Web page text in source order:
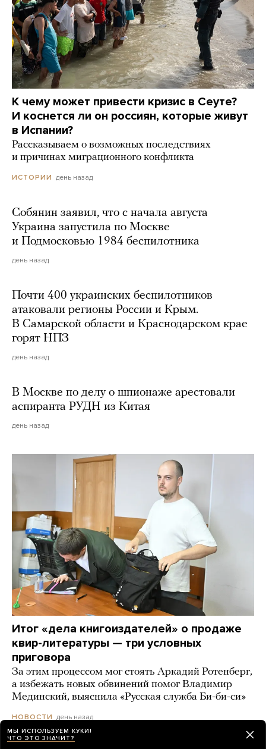
К чему может привести кризис в Сеуте?
И коснется ли он россиян, которые живут
в Испании?
Рассказываем о возможных последствиях
и причинах миграционного конфликта
ИСТОРИИ день назад
Собянин заявил, что с начала августа
Украина запустила по Москве
и Подмосковью 1984 беспилотника
день назад
Почти 400 украинских беспилотников
атаковали регионы России и Крым.
В Самарской области и Краснодарском крае
горят НПЗ
день назад
В Москве по делу о шпионаже арестовали
аспиранта РУДН из Китая
день назад
Итог «дела книгоиздателей» о продаже
квир-литературы — три условных
приговора
За этим процессом мог стоять Аркадий Ротенберг,
а избежать новых обвинений помог Владимир
Мединский, выяснила «Русская служба Би-би-си»
НОВОСТИ день назад
МЫ ИСПОЛЬЗУЕМ КУКИ!
ЧТО ЭТО ЗНАЧИТ?